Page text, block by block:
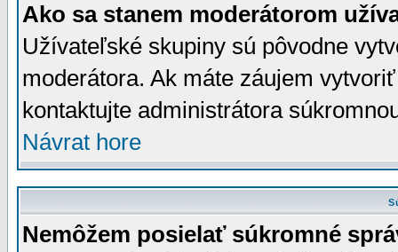
Ako sa stanem moderátorom
Užívateľské skupiny sú pôvodne
moderátora. Ak máte záujem
kontaktujte administrátora
Návrat hore
Nemôžem posielať súkromné